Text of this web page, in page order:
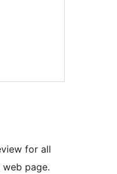
for all
page.